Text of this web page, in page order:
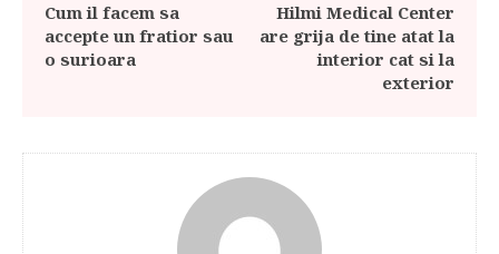
Cum il facem sa
accepte un fratior sau
o surioara
Hilmi Medical Center
are grija de tine atat la
interior cat si la
exterior